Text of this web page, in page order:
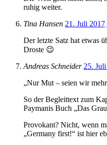
ruhig weiter.
Tina Hansen 21. Juli 2017
Der letzte Satz hat etwas
Droste 😉
Andreas Schneider 25.
„Nur Mut – seien wir
So der Begleittext zum
Paymanis Buch „Das
Provokant? Nicht, wenn
„Germany first!“ ist hier